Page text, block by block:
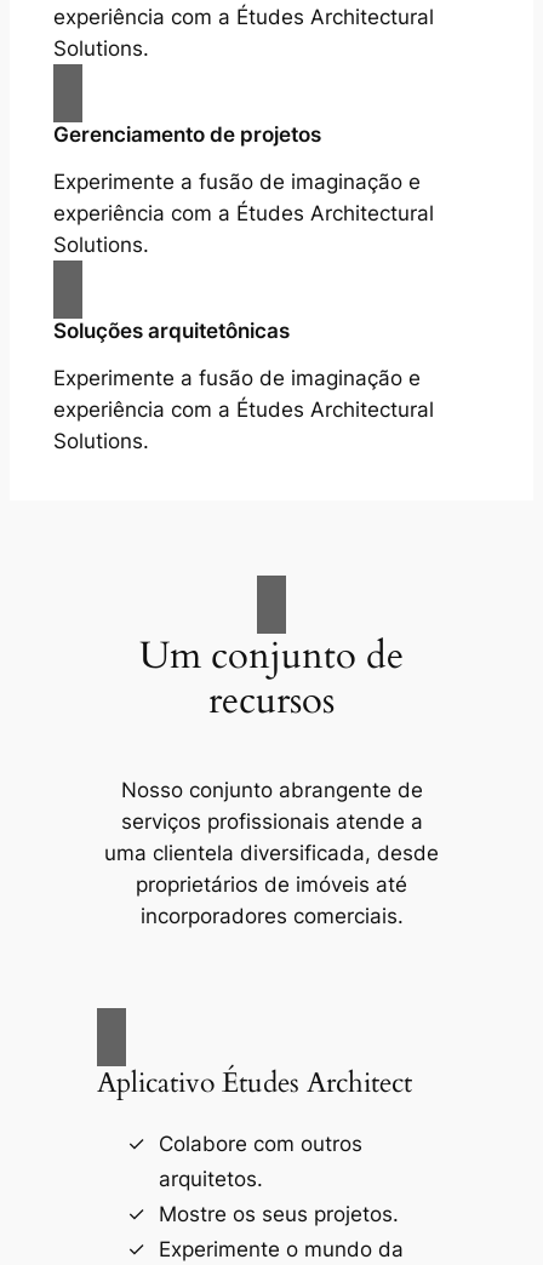
experiência com a Études Architectural
Solutions.
Gerenciamento de projetos
Experimente a fusão de imaginação e
experiência com a Études Architectural
Solutions.
Soluções arquitetônicas
Experimente a fusão de imaginação e
experiência com a Études Architectural
Solutions.
Um conjunto de
recursos
Nosso conjunto abrangente de
serviços profissionais atende a
uma clientela diversificada, desde
proprietários de imóveis até
incorporadores comerciais.
Aplicativo Études Architect
Colabore com outros
arquitetos.
Mostre os seus projetos.
Experimente o mundo da